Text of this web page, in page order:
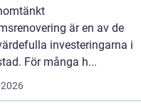
är en av de
investeringarna i
För många h...